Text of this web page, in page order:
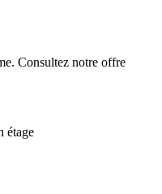
Consultez notre offre
étage